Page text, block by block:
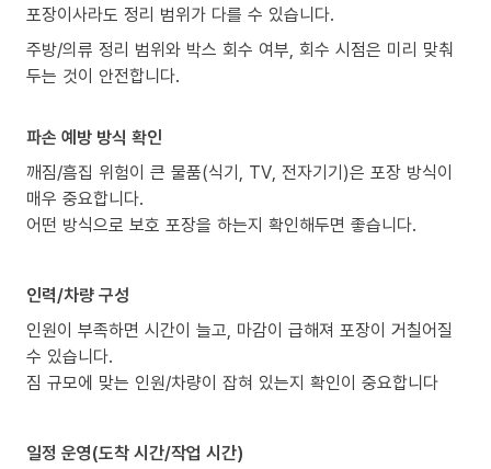
포장이사라도 정리 범위가 다를 수 있습니다.
주방/의류 정리 범위와 박스 회수 여부, 회수 시점은 미리 맞춰
두는 것이 안전합니다.
파손 예방 방식 확인
깨짐/흠집 위험이 큰 물품(식기, TV, 전자기기)은 포장 방식이
매우 중요합니다.
어떤 방식으로 보호 포장을 하는지 확인해두면 좋습니다.
인력/차량 구성
인원이 부족하면 시간이 늘고, 마감이 급해져 포장이 거칠어질
수 있습니다.
짐 규모에 맞는 인원/차량이 잡혀 있는지 확인이 중요합니다
일정 운영(도착 시간/작업 시간)